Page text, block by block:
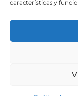
características y
Pertenecemos a la
gracias al apoyo
por